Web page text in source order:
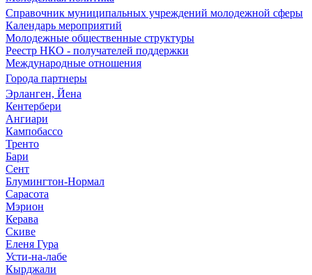
Справочник муниципальных учреждений молодежной сферы
Календарь мероприятий
Молодежные общественные структуры
Реестр НКО - получателей поддержки
Международные отношения
Города партнеры
Эрланген, Йена
Кентербери
Ангиари
Кампобассо
Тренто
Бари
Сент
Блумингтон-Нормал
Сарасота
Мэрион
Керава
Скиве
Еленя Гура
Усти-на-лабе
Кырджали